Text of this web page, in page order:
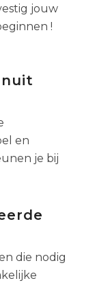
jouw
!
en
je bij
die nodig